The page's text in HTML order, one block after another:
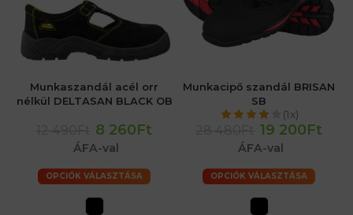
Munkaszandál acél orr
nélkül DELTASAN BLACK OB
8 260Ft
ÁFA-val
OPCIÓK VÁLASZTÁSA
Munkacipő szandál BRISAN
SB
(1x)
19 200Ft
ÁFA-val
OPCIÓK VÁLASZTÁSA